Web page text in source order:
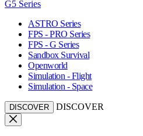
G5 Series
ASTRO Series
FPS - PRO Series
FPS - G Series
Sandbox Survival
Openworld
Simulation - Flight
Simulation - Space
DISCOVER DISCOVER